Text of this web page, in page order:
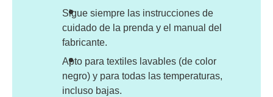
Sigue siempre las instrucciones de
cuidado de la prenda y el manual del
fabricante.
Apto para textiles lavables (de color
negro) y para todas las temperaturas,
incluso bajas.